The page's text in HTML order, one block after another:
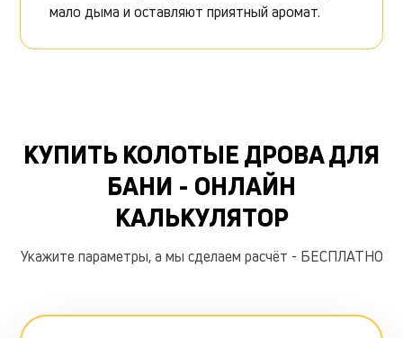
мало дыма и оставляют приятный аромат.
КУПИТЬ КОЛОТЫЕ ДРОВА ДЛЯ
БАНИ - ОНЛАЙН
КАЛЬКУЛЯТОР
Укажите параметры, а мы сделаем расчёт - БЕСПЛАТНО